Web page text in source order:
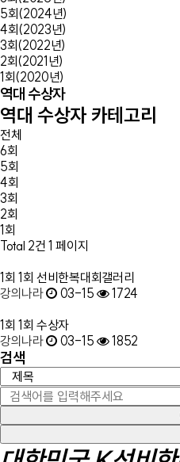
5회(2024년)
4회(2023년)
3회(2022년)
2회(2021년)
1회(2020년)
역대 수상자
역대 수상자 카테고리
전체
6회
5회
4회
3회
2회
1회
Total 2건 1 페이지
1회 1회 선비한복대회갤러리
강의나라
03-15
1724
1회 1회 수상자
강의나라
03-15 1852
검색